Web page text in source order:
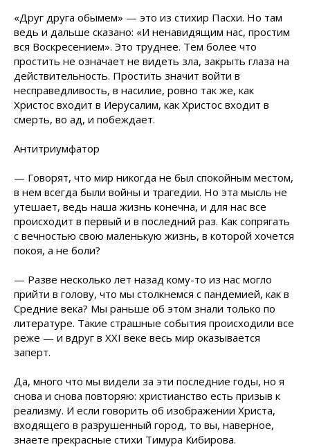
«Друг друга обымем» — это из стихир Пасхи. Но там
ведь и дальше сказано: «И ненавидящим нас, простим
вся Воскресением». Это труднее. Тем более что
простить не означает не видеть зла, закрыть глаза на
действительность. Простить значит войти в
несправедливость, в насилие, ровно так же, как
Христос входит в Иерусалим, как Христос входит в
смерть, во ад, и побеждает.
Антитриумфатор
— Говорят, что мир никогда не был спокойным местом,
в нем всегда были войны и трагедии. Но эта мысль не
утешает, ведь наша жизнь конечна, и для нас все
происходит в первый и в последний раз. Как сопрягать
с вечностью свою маленькую жизнь, в которой хочется
покоя, а не боли?
— Разве несколько лет назад кому-то из нас могло
прийти в голову, что мы столкнемся с пандемией, как в
Средние века? Мы раньше об этом знали только по
литературе. Такие страшные события происходили все
реже — и вдруг в XXI веке весь мир оказывается
заперт.
Да, много что мы видели за эти последние годы, но я
снова и снова повторяю: христианство есть призыв к
реализму. И если говорить об изображении Христа,
входящего в разрушенный город, то вы, наверное,
знаете прекрасные стихи Тимура Кибирова.